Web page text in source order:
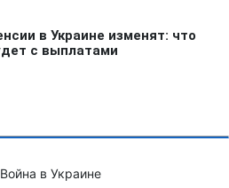
Война в Украине